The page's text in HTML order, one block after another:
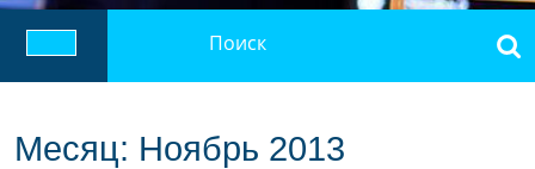
Кнопка
Открыть
Месяц: Ноябрь 2013